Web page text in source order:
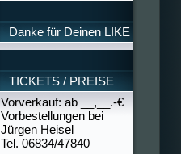
Danke für Deinen LIKE
TICKETS / PREISE
Vorverkauf: ab __,__.-€
Vorbestellungen bei
Jürgen Heisel
Tel. 06834/47840